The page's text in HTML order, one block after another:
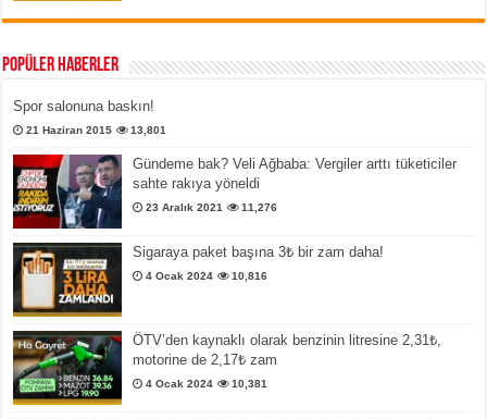
Popüler Haberler
Spor salonuna baskın!
21 Haziran 2015 13,801
Gündeme bak? Veli Ağbaba: Vergiler arttı tüketiciler
sahte rakıya yöneldi
23 Aralık 2021 11,276
Sigaraya paket başına 3₺ bir zam daha!
4 Ocak 2024 10,816
ÖTV’den kaynaklı olarak benzinin litresine 2,31₺,
motorine de 2,17₺ zam
4 Ocak 2024 10,381